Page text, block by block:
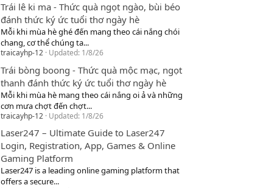
Trái lê ki ma - Thức quà ngọt ngào, bùi béo
đánh thức ký ức tuổi thơ ngày hè
Mỗi khi mùa hè ghé đến mang theo cái nắng chói
chang, cơ thể chúng ta...
traicayhp-12 Updated: 1/8/26
Trái bòng boong - Thức quà mộc mạc, ngọt
thanh đánh thức ký ức tuổi thơ ngày hè
Mỗi khi mùa hè mang theo cái nắng oi ả và những
cơn mưa chợt đến chợt...
traicayhp-12 Updated: 1/8/26
Laser247 – Ultimate Guide to Laser247
Login, Registration, App, Games & Online
Gaming Platform
Laser247 is a leading online gaming platform that
offers a secure...